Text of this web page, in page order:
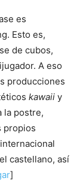
es
Esto es,
de cubos,
A eso
producciones
kawaii y
la postre,
propios
castellano, así
]